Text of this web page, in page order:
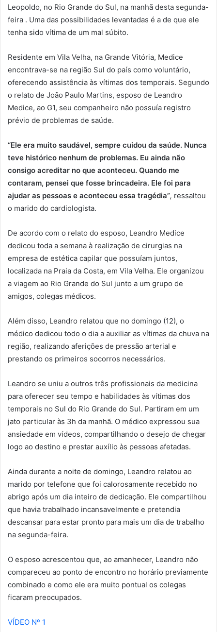
Leopoldo, no Rio Grande do Sul, na manhã desta segunda-
feira . Uma das possibilidades levantadas é a de que ele
tenha sido vítima de um mal súbito.
Residente em Vila Velha, na Grande Vitória, Medice
encontrava-se na região Sul do país como voluntário,
oferecendo assistência às vítimas dos temporais. Segundo
o relato de João Paulo Martins, esposo de Leandro
Medice, ao G1, seu companheiro não possuía registro
prévio de problemas de saúde.
“Ele era muito saudável, sempre cuidou da saúde. Nunca
teve histórico nenhum de problemas. Eu ainda não
consigo acreditar no que aconteceu. Quando me
contaram, pensei que fosse brincadeira. Ele foi para
ajudar as pessoas e aconteceu essa tragédia”, ressaltou
o marido do cardiologista.
De acordo com o relato do esposo, Leandro Medice
dedicou toda a semana à realização de cirurgias na
empresa de estética capilar que possuíam juntos,
localizada na Praia da Costa, em Vila Velha. Ele organizou
a viagem ao Rio Grande do Sul junto a um grupo de
amigos, colegas médicos.
Além disso, Leandro relatou que no domingo (12), o
médico dedicou todo o dia a auxiliar as vítimas da chuva na
região, realizando aferições de pressão arterial e
prestando os primeiros socorros necessários.
Leandro se uniu a outros três profissionais da medicina
para oferecer seu tempo e habilidades às vítimas dos
temporais no Sul do Rio Grande do Sul. Partiram em um
jato particular às 3h da manhã. O médico expressou sua
ansiedade em vídeos, compartilhando o desejo de chegar
logo ao destino e prestar auxílio às pessoas afetadas.
Ainda durante a noite de domingo, Leandro relatou ao
marido por telefone que foi calorosamente recebido no
abrigo após um dia inteiro de dedicação. Ele compartilhou
que havia trabalhado incansavelmente e pretendia
descansar para estar pronto para mais um dia de trabalho
na segunda-feira.
O esposo acrescentou que, ao amanhecer, Leandro não
compareceu ao ponto de encontro no horário previamente
combinado e como ele era muito pontual os colegas
ficaram preocupados.
VÍDEO Nº 1